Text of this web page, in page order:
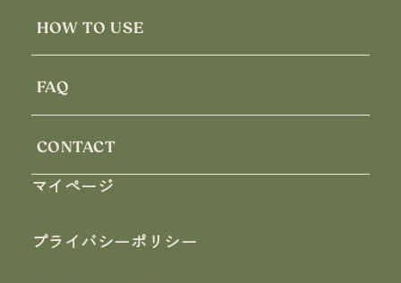
HOW TO USE
FAQ
CONTACT
マイページ
プライバシーポリシー